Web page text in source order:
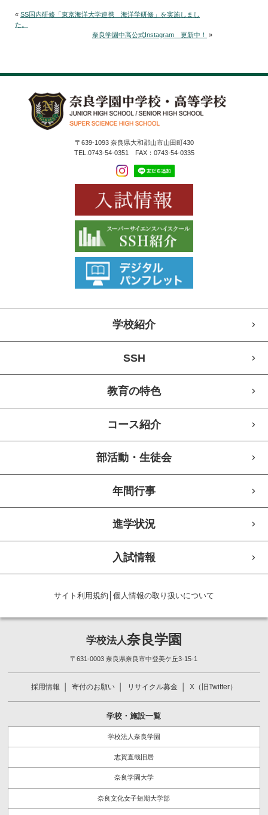
« SS国内研修「東京海洋大学連携 海洋学研修」を実施しまし
た。
奈良学園中高公式Instagram 更新中！
»
〒639-1093 奈良県大和郡山市山田町430
TEL.0743-54-0351 FAX：0743-54-0335
学校紹介
SSH
教育の特色
コース紹介
部活動・生徒会
年間行事
進学状況
入試情報
サイト利用規約 個人情報の取り扱いについて
学校法人奈良学園
〒631-0003 奈良県奈良市中登美ケ丘3-15-1
採用情報 寄付のお願い リサイクル募金 X（旧Twitter）
学校・施設一覧
学校法人奈良学園
志賀直哉旧居
奈良学園大学
奈良文化女子短期大学部